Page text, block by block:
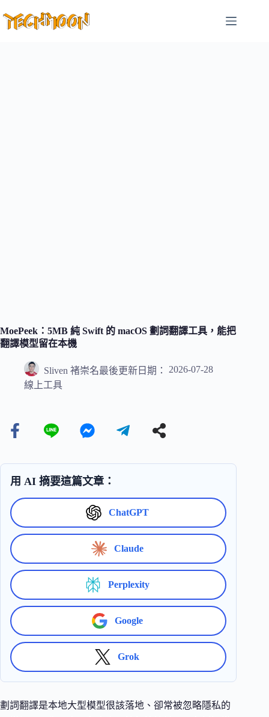
至
MoePeek：5MB 純 Swift 的 macOS 劃詞翻譯工具，能把
翻譯模型留在本機
Sliven 褚崇名最後更新日期：
2026-07-28
線上工具
用 AI 摘要這篇文章：
ChatGPT
Claude
Perplexity
Google
Grok
劃詞翻譯是本地大型模型很該落地、卻常被忽略隱私的